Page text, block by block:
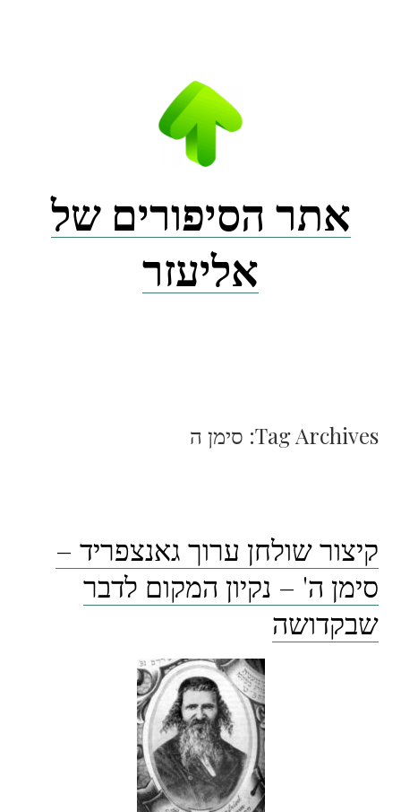
אתר הסיפורים של
אליעזר
Tag Archives: סימן ה
קיצור שולחן ערוך גאנצפריד –
סימן ה' – נקיון המקום לדבר
שבקדושה